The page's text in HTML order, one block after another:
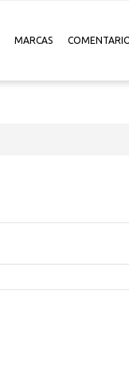
MARCAS